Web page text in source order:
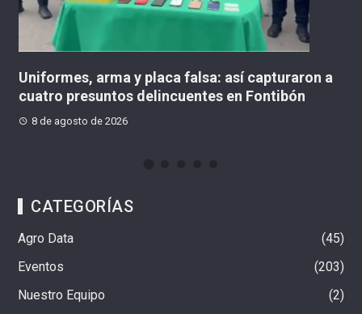
arma y placa falsa: así capturaron a
presuntos delincuentes en Fontibón
de agosto de 2026
Mujer
CATEGORÍAS
Agro Data
45
Eventos
203
Nuestro Equipo
2